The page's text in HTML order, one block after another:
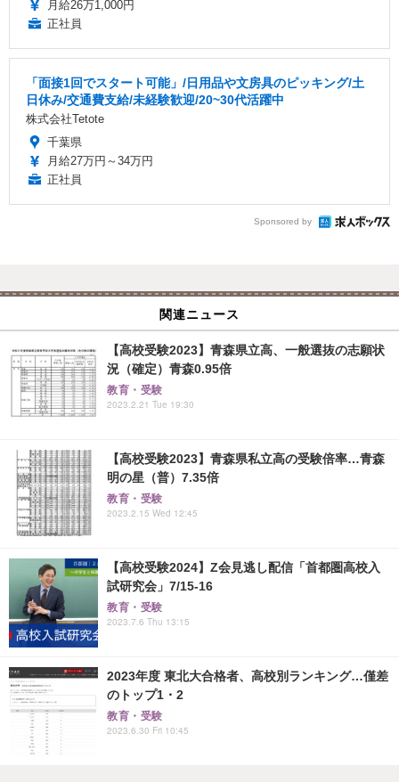
月給26万1,000円
正社員
「面接1回でスタート可能」/日用品や文房具のピッキング/土
日休み/交通費支給/未経験歓迎/20~30代活躍中
株式会社Tetote
千葉県
月給27万円～34万円
正社員
Sponsored by
関連ニュース
【高校受験2023】青森県立高、一般選抜の志願状
況（確定）青森0.95倍
教育・受験
2023.2.21 Tue 19:30
【高校受験2023】青森県私立高の受験倍率…青森
明の星（普）7.35倍
教育・受験
2023.2.15 Wed 12:45
【高校受験2024】Z会見逃し配信「首都圏高校入
試研究会」7/15-16
教育・受験
2023.7.6 Thu 13:15
2023年度 東北大合格者、高校別ランキング…僅差
のトップ1・2
教育・受験
2023.6.30 Fri 10:45